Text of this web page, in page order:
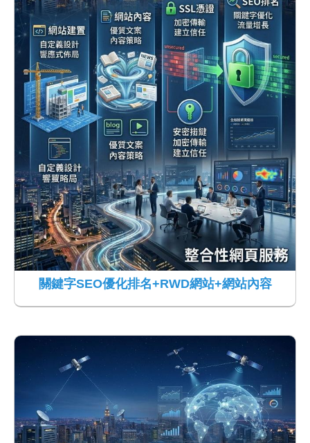
關鍵字SEO優化排名+RWD網站+網站內容